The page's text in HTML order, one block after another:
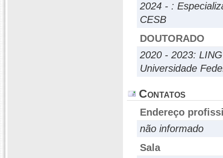
2024 - :
CESB
DOUTORADO
2020 - 2023:
Universidade
Contatos
Endereço
não informado
Sala